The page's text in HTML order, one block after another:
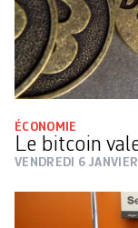
ÉCONOMIE
Le bitcoin
VENDREDI 6